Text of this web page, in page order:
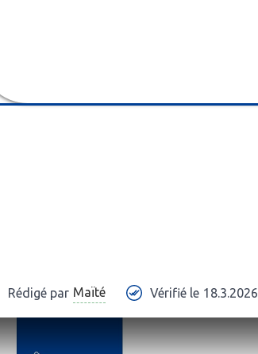
Rédigé par Maïté Vérifié le 18.3.2026